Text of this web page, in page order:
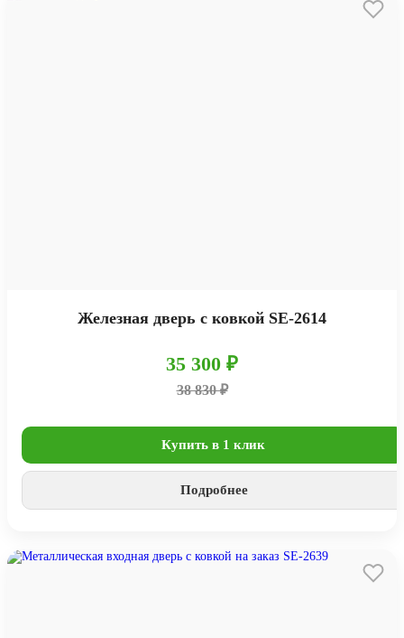
Железная дверь с ковкой SE-2614
35 300 ₽
38 830 ₽
Купить в 1 клик
Подробнее